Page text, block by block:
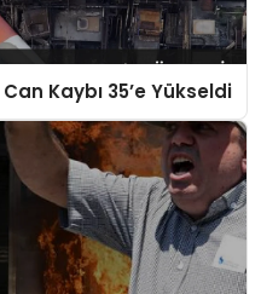
Kaybı 35’e Yükseldi